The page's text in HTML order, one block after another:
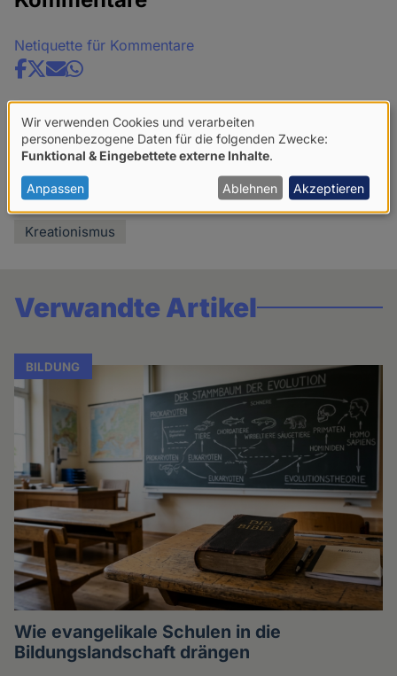
Netiquette für Kommentare
Share
news
Mehr lesen über:
Kreationismus
Verwandte Artikel
BILDUNG
Wie evangelikale Schulen in die
Bildungslandschaft drängen
Verwendung
von
personenbezogenen
Daten
und
Wir verwenden Cookies und verarbeiten
personenbezogene Daten für die folgenden Zwecke:
Funktional & Eingebettete externe Inhalte.
Anpassen Ablehnen Akzeptieren